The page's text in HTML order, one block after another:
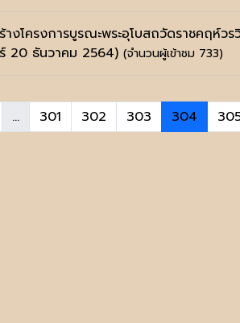
างโครงการบูรณะพระอุโบสถวัดราชคฤห์
20 ธันวาคม 2564) (จำนวนผู้เข้าชม 733)
... 301 302 303 304